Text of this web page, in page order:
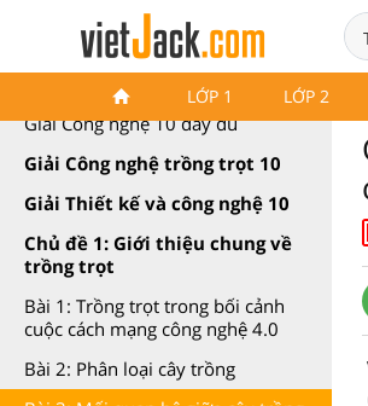
LỚP 1 LỚP 2
Công nghệ 10 Cánh diều
Giải Công nghệ 10 đầy đủ
Giải Công nghệ trồng trọt 10
Giải Thiết kế và công nghệ 10
Chủ đề 1: Giới thiệu chung về
trồng trọt
Bài 1: Trồng trọt trong bối cảnh
cuộc cách mạng công nghệ 4.0
Bài 2: Phân loại cây trồng